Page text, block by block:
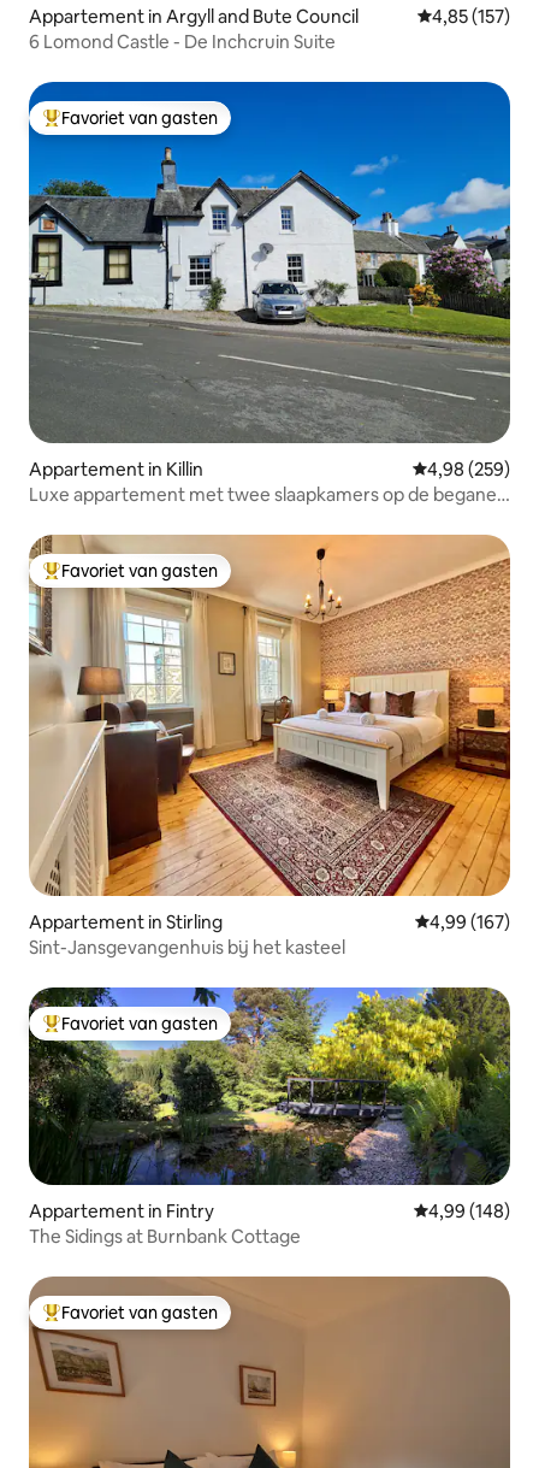
Appartement in Argyll and Bute Council Gemiddelde
4,85 (157)
6 Lomond Castle - De Inchcruin Suite
Topfavoriet van gasten
Favoriet van gasten
Appartement in Killin Gemiddelde
4,98 (259)
Luxe appartement met twee slaapkamers op de begane
Topfavoriet van gasten
Favoriet van gasten
Appartement in Stirling Gemiddelde
4,99 (167)
Sint-Jansgevangenhuis bij het kasteel
Topfavoriet van gasten
Favoriet van gasten
Appartement in Fintry Gemiddelde
4,99 (148)
The Sidings at Burnbank Cottage
Topfavoriet van gasten
Favoriet van gasten